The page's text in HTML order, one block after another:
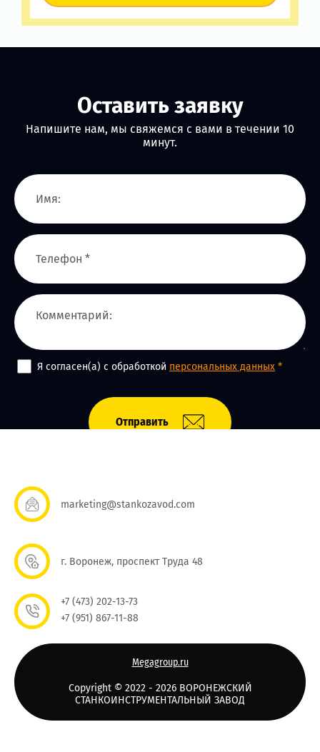
Оставить заявку
Напишите нам, мы свяжемся с вами в течении 10
минут.
Я согласен(а) с обработкой персональных данных *
Отправить
marketing@stankozavod.com
г. Воронеж, проспект Труда 48
+7 (473) 202-13-73
+7 (951) 867-11-88
Copyright © 2022 - 2026 ВОРОНЕЖСКИЙ
СТАНКОИНСТРУМЕНТАЛЬНЫЙ ЗАВОД
Megagroup.ru